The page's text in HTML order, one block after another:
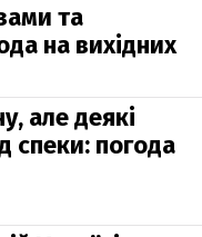
та
на вихідних
але деякі
спеки: погода